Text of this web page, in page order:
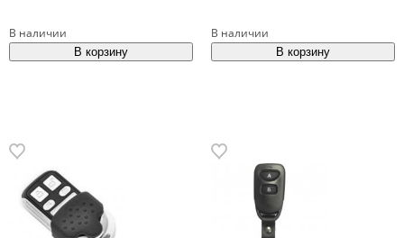
В наличии В наличии